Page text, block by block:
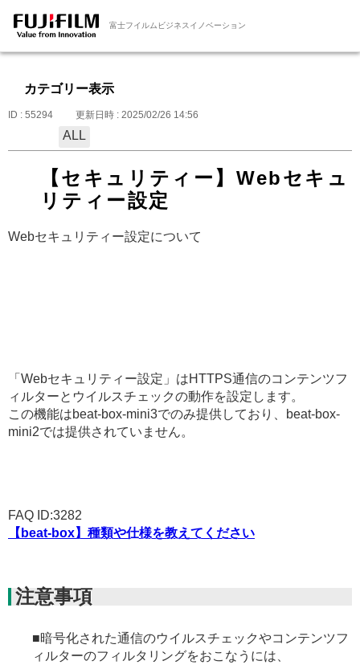
富士フイルムビジネスイノベーション
カテゴリー表示
ID : 55294 更新日時 : 2025/02/26 14:56
ALL
【セキュリティー】Webセキュ
リティー設定
Webセキュリティー設定について
「Webセキュリティー設定」はHTTPS通信のコンテンツフ
ィルターとウイルスチェックの動作を設定します。
この機能はbeat-box-mini3でのみ提供しており、beat-box-
mini2では提供されていません。
FAQ ID:3282
【beat-box】種類や仕様を教えてください
注意事項
■暗号化された通信のウイルスチェックやコンテンツフ
ィルターのフィルタリングをおこなうには、